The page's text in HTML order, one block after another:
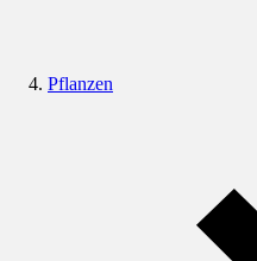
Pflanzen